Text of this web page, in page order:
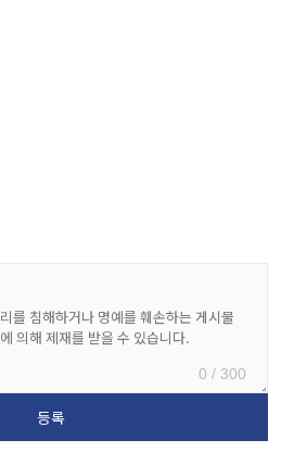
0 / 300